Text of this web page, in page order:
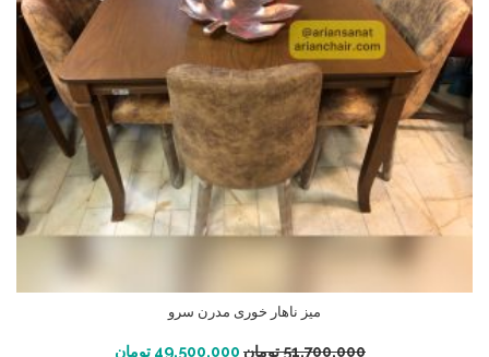
میز ناهار خوری مدرن سرو
51,700,000تومان 49,500,000 تومان افزودن به سبد خرید